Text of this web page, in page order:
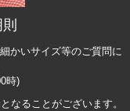
かいサイズ等のご質問に
時)
なることがございます。